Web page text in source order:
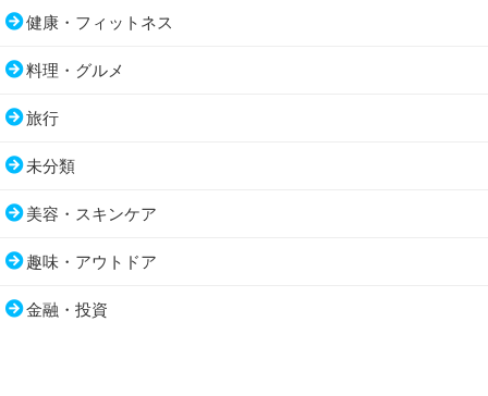
健康・フィットネス
料理・グルメ
旅行
未分類
美容・スキンケア
趣味・アウトドア
金融・投資